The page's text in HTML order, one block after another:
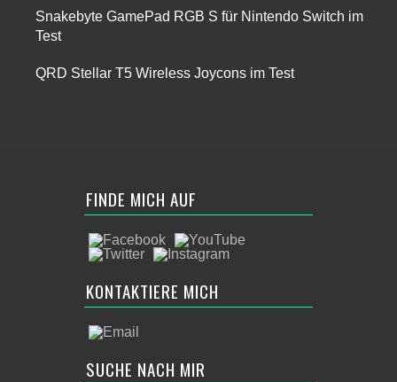
Snakebyte GamePad RGB S für Nintendo Switch im
Test
QRD Stellar T5 Wireless Joycons im Test
FINDE MICH AUF
KONTAKTIERE MICH
SUCHE NACH MIR